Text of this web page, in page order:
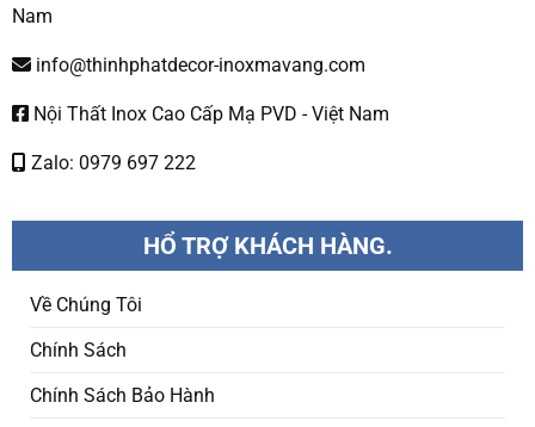
Nam
info@thinhphatdecor-inoxmavang.com
Nội Thất Inox Cao Cấp Mạ PVD - Việt Nam
Zalo: 0979 697 222
HỔ TRỢ KHÁCH HÀNG.
Về Chúng Tôi
Chính Sách
Chính Sách Bảo Hành